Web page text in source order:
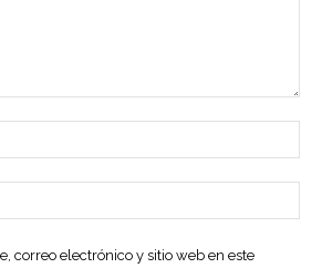
correo electrónico y sitio web en este